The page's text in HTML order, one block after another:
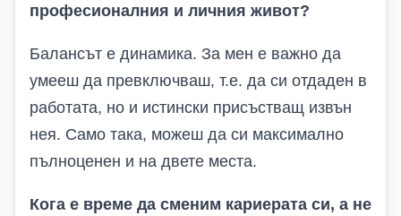
професионалния и личния живот?
Балансът е динамика. За мен е важно да
умееш да превключваш, т.е. да си отдаден в
работата, но и истински присъстващ извън
нея. Само така, можеш да си максимално
пълноценен и на двете места.
Кога е време да сменим кариерата си, а не